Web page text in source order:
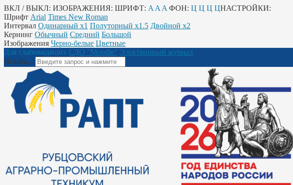
ВКЛ / ВЫКЛ: ИЗОБРАЖЕНИЯ: ШРИФТ: A A A ФОН: Ц Ц Ц ЦНАСТРОЙКИ:
Шрифт Arial Times New Roman
Интервал Одинарный х1 Полуторный х1.5 Двойной х2
Кернинг Обычный Средний Большой
Изображения Черно-белые Цветные
Для слабовидящих СДО "Moodle" Электронный журнал
Искать...